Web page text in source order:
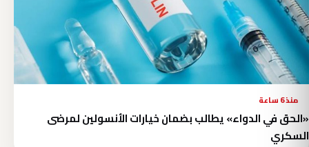
منذ 6 ساعة
«الحق في الدواء» يطالب بضمان خيارات الأنسولين لمرضى
السكري